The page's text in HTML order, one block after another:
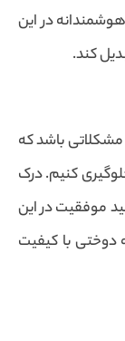
در این
کند.
باشد که
کنیم. درک
موفقیت در این
دوختی با کیفیت